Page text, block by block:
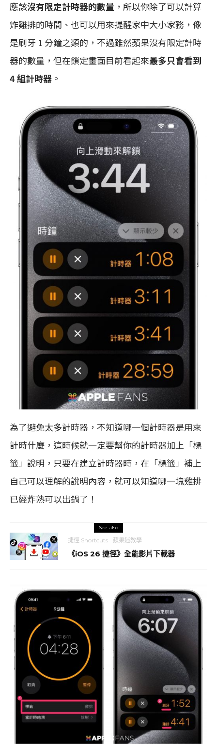
應該沒有限定計時器的數量 ，所以你除了可以計算
炸雞排的時間、也可以用來提醒家中大小家務，像
是刷牙 1 分鐘之類的，不過雖然蘋果沒有限定計時
器的數量，但在鎖定畫面目前看起來最多只會看到
4 組計時器 。
為了避免太多計時器，不知道哪一個計時器是用來
計時什麼，這時候就一定要幫你的計時器加上「標
籤」說明，只要在建立計時器時，在「標籤」補上
自己可以理解的說明內容，就可以知道哪一塊雞排
已經炸熟可以出鍋了！
See also
捷徑 Shortcuts 蘋果迷教學
《iOS 26 捷徑》全能影片下載器